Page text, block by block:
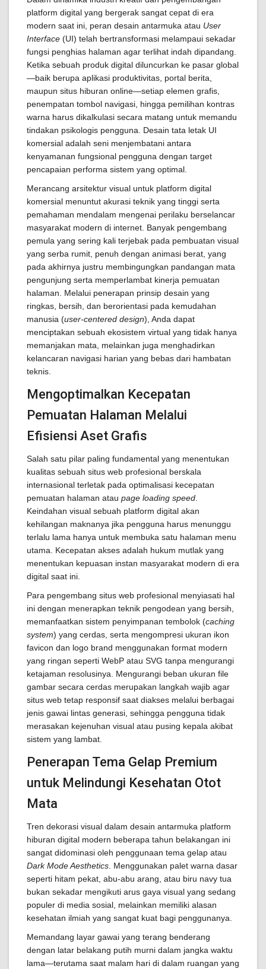
platform digital yang bergerak sangat cepat di era
modern saat ini, peran desain antarmuka atau User
Interface (UI) telah bertransformasi melampaui sekadar
fungsi penghias halaman agar terlihat indah dipandang.
Ketika sebuah produk digital diluncurkan ke pasar global
—baik berupa aplikasi produktivitas, portal berita,
maupun situs hiburan online—setiap elemen grafis,
penempatan tombol navigasi, hingga pemilihan kontras
warna harus dikalkulasi secara matang untuk memandu
tindakan psikologis pengguna. Desain tata letak UI
komersial adalah seni menjembatani antara
kenyamanan fungsional pengguna dengan target
pencapaian performa sistem yang optimal.
Merancang arsitektur visual untuk platform digital
komersial menuntut akurasi teknik yang tinggi serta
pemahaman mendalam mengenai perilaku berselancar
masyarakat modern di internet. Banyak pengembang
pemula yang sering kali terjebak pada pembuatan visual
yang serba rumit, penuh dengan animasi berat, yang
pada akhirnya justru membingungkan pandangan mata
pengunjung serta memperlambat kinerja pemuatan
halaman. Melalui penerapan prinsip desain yang
ringkas, bersih, dan berorientasi pada kemudahan
manusia (user-centered design), Anda dapat
menciptakan sebuah ekosistem virtual yang tidak hanya
memanjakan mata, melainkan juga menghadirkan
kelancaran navigasi harian yang bebas dari hambatan
teknis.
Mengoptimalkan Kecepatan
Pemuatan Halaman Melalui
Efisiensi Aset Grafis
Salah satu pilar paling fundamental yang menentukan
kualitas sebuah situs web profesional berskala
internasional terletak pada optimalisasi kecepatan
pemuatan halaman atau page loading speed
Keindahan visual sebuah platform digital akan
kehilangan maknanya jika pengguna harus menunggu
terlalu lama hanya untuk membuka satu halaman menu
utama. Kecepatan akses adalah hukum mutlak yang
menentukan kepuasan instan masyarakat modern di era
digital saat ini.
Para pengembang situs web profesional menyiasati hal
ini dengan menerapkan teknik pengodean yang bersih,
memanfaatkan sistem penyimpanan tembolok (caching
system) yang cerdas, serta mengompresi ukuran ikon
favicon dan logo brand menggunakan format modern
yang ringan seperti WebP atau SVG tanpa mengurangi
ketajaman resolusinya. Mengurangi beban ukuran file
gambar secara cerdas merupakan langkah wajib agar
situs web tetap responsif saat diakses melalui berbagai
jenis gawai lintas generasi, sehingga pengguna tidak
merasakan kejenuhan visual atau pusing kepala akibat
sistem yang lambat.
Penerapan Tema Gelap Premium
untuk Melindungi Kesehatan Otot
Mata
Tren dekorasi visual dalam desain antarmuka platform
hiburan digital modern beberapa tahun belakangan ini
sangat didominasi oleh penggunaan tema gelap atau
Dark Mode Aesthetics . Menggunakan palet warna dasar
seperti hitam pekat, abu-abu arang, atau biru navy tua
bukan sekadar mengikuti arus gaya visual yang sedang
populer di media sosial, melainkan memiliki alasan
kesehatan ilmiah yang sangat kuat bagi penggunanya.
Memandang layar gawai yang terang benderang
dengan latar belakang putih murni dalam jangka waktu
lama—terutama saat malam hari di dalam ruangan yang